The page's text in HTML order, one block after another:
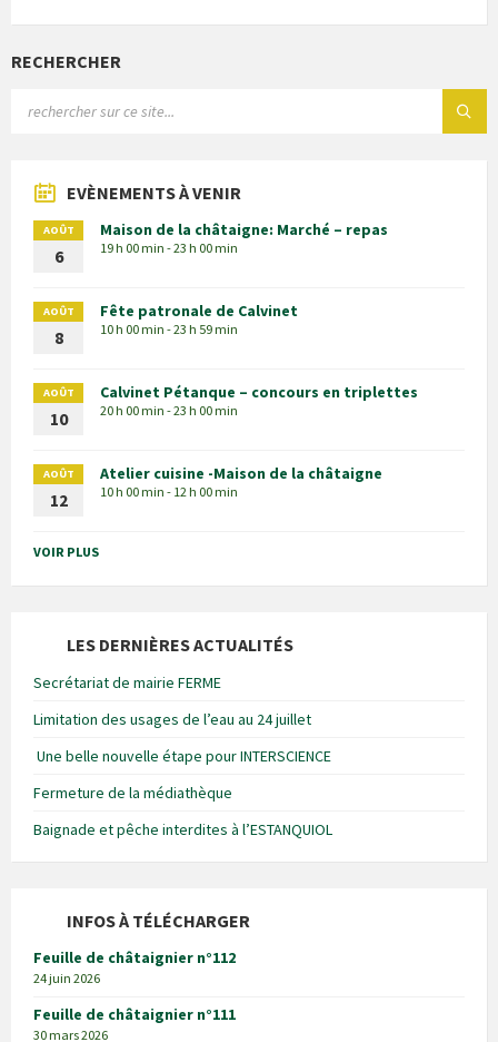
RECHERCHER
EVÈNEMENTS À VENIR
AOÛT
6
Maison de la châtaigne: Marché – repas
19 h 00 min - 23 h 00 min
AOÛT
8
Fête patronale de Calvinet
10 h 00 min - 23 h 59 min
AOÛT
10
Calvinet Pétanque – concours en triplettes
20 h 00 min - 23 h 00 min
AOÛT
12
Atelier cuisine -Maison de la châtaigne
10 h 00 min - 12 h 00 min
VOIR PLUS
LES DERNIÈRES ACTUALITÉS
Secrétariat de mairie FERME
Limitation des usages de l’eau au 24 juillet
Une belle nouvelle étape pour INTERSCIENCE
Fermeture de la médiathèque
Baignade et pêche interdites à l’ESTANQUIOL
INFOS À TÉLÉCHARGER
Feuille de châtaignier n°112
24 juin 2026
Feuille de châtaignier n°111
30 mars 2026